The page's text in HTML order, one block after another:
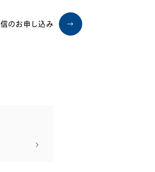
のお申し込み